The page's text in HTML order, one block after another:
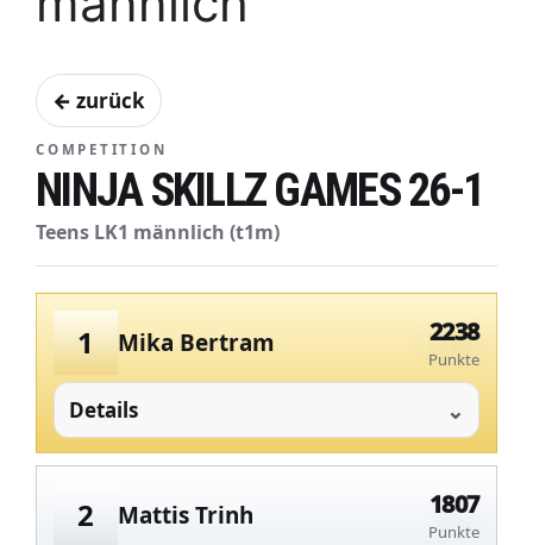
← zurück
COMPETITION
NINJA SKILLZ GAMES 26-1
Teens LK1 männlich (t1m)
1 Mika Bertram 2238
Punkte
Details
2 Mattis Trinh 1807
Punkte